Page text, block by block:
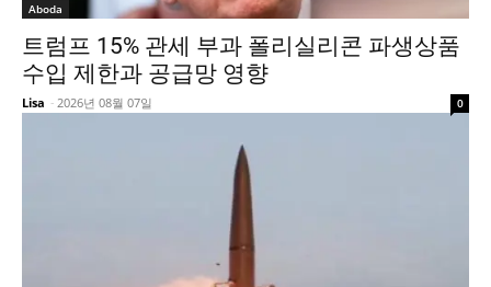
Aboda
트럼프 15% 관세 부과 폴리실리콘 파생상품
수입 제한과 공급망 영향
Lisa - 2026년 08월 07일 0